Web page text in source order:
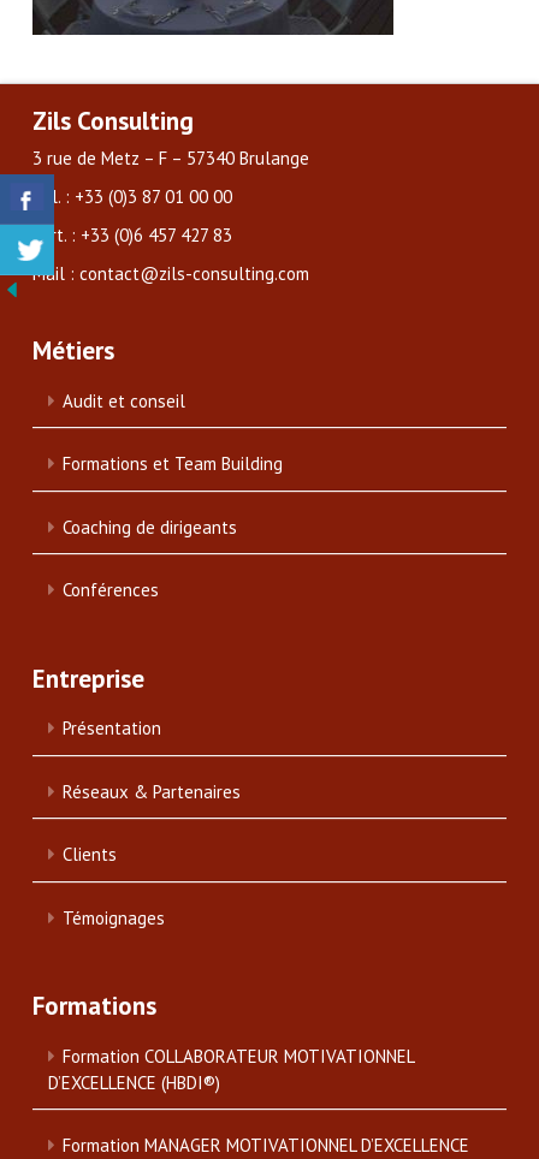
Zils Consulting
3 rue de Metz – F – 57340 Brulange
Tél. : +33 (0)3 87 01 00 00
Port. : +33 (0)6 457 427 83
Mail : contact@zils-consulting.com
Métiers
Audit et conseil
Formations et Team Building
Coaching de dirigeants
Conférences
Entreprise
Présentation
Réseaux & Partenaires
Clients
Témoignages
Formations
Formation COLLABORATEUR MOTIVATIONNEL
D’EXCELLENCE (HBDI®)
Formation MANAGER MOTIVATIONNEL D’EXCELLENCE